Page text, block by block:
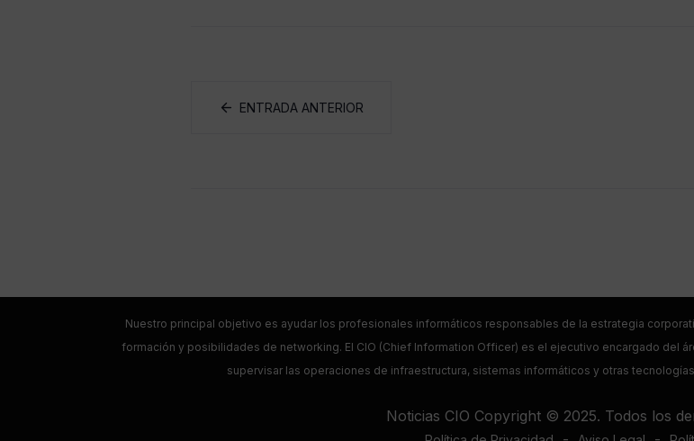
ENTRADA ANTERIOR
Nuestro principal objetivo es ayudar los profesionales informáticos responsables de la estrategia
formación y posibilidades de networking. El CIO (Chief Information Officer) es el ejecutivo encargado del
supervisar las operaciones de infraestructura, sistemas informáticos y otras
Noticias CIO Copyright © 2025. Todos los